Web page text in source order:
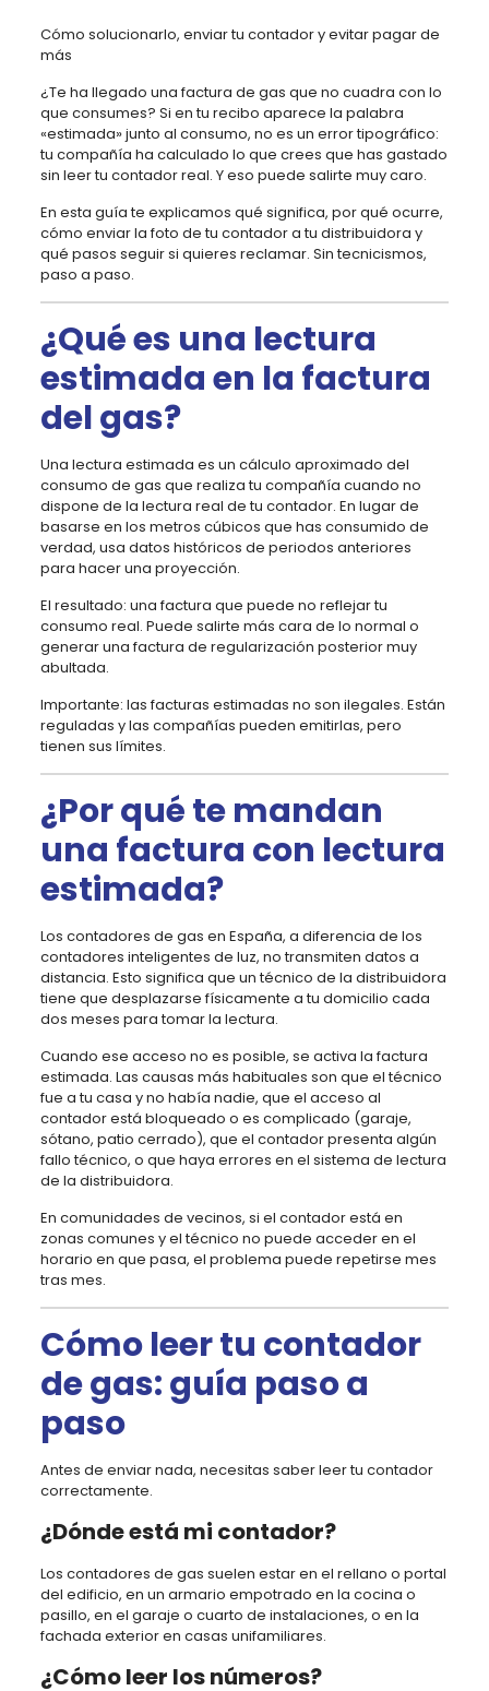
Cómo solucionarlo, enviar tu contador y evitar pagar de
más
¿Te ha llegado una factura de gas que no cuadra con lo
que consumes? Si en tu recibo aparece la palabra
«estimada» junto al consumo, no es un error tipográfico:
tu compañía ha calculado lo que crees que has gastado
sin leer tu contador real. Y eso puede salirte muy caro.
En esta guía te explicamos qué significa, por qué ocurre,
cómo enviar la foto de tu contador a tu distribuidora y
qué pasos seguir si quieres reclamar. Sin tecnicismos,
paso a paso.
¿Qué es una lectura
estimada en la factura
del gas?
Una lectura estimada es un cálculo aproximado del
consumo de gas que realiza tu compañía cuando no
dispone de la lectura real de tu contador. En lugar de
basarse en los metros cúbicos que has consumido de
verdad, usa datos históricos de periodos anteriores
para hacer una proyección.
El resultado: una factura que puede no reflejar tu
consumo real. Puede salirte más cara de lo normal o
generar una factura de regularización posterior muy
abultada.
Importante: las facturas estimadas no son ilegales. Están
reguladas y las compañías pueden emitirlas, pero
tienen sus límites.
¿Por qué te mandan
una factura con lectura
estimada?
Los contadores de gas en España, a diferencia de los
contadores inteligentes de luz, no transmiten datos a
distancia. Esto significa que un técnico de la distribuidora
tiene que desplazarse físicamente a tu domicilio cada
dos meses para tomar la lectura.
Cuando ese acceso no es posible, se activa la factura
estimada. Las causas más habituales son que el técnico
fue a tu casa y no había nadie, que el acceso al
contador está bloqueado o es complicado (garaje,
sótano, patio cerrado), que el contador presenta algún
fallo técnico, o que haya errores en el sistema de lectura
de la distribuidora.
En comunidades de vecinos, si el contador está en
zonas comunes y el técnico no puede acceder en el
horario en que pasa, el problema puede repetirse mes
tras mes.
Cómo leer tu contador
de gas: guía paso a
paso
Antes de enviar nada, necesitas saber leer tu contador
correctamente.
¿Dónde está mi contador?
Los contadores de gas suelen estar en el rellano o portal
del edificio, en un armario empotrado en la cocina o
pasillo, en el garaje o cuarto de instalaciones, o en la
fachada exterior en casas unifamiliares.
¿Cómo leer los números?